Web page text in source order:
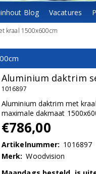
Blog Vacatures
kraal 1500x600cm
Aluminium daktrim
1016897
Aluminium daktrim met kraal
maximale dakmaat
€786,00
Artikelnummer: 1016897
Merk: Woodvision